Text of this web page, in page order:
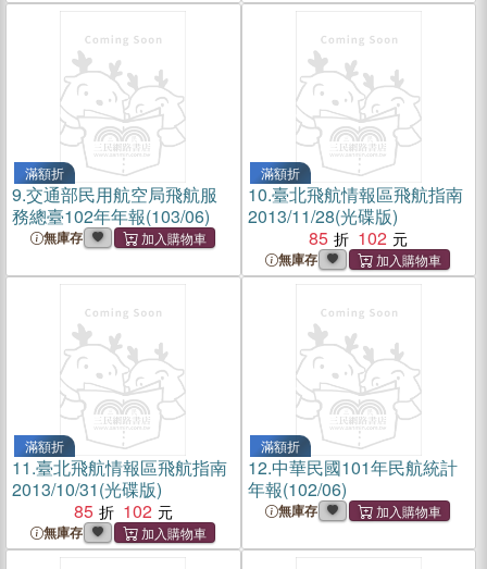
滿額折
9.交通部民用航空局飛航服
務總臺102年年報(103/06)
無庫存
滿額折
10.臺北飛航情報區飛航指南
2013/11/28(光碟版)
85
102
無庫存
滿額折
11.臺北飛航情報區飛航指南
2013/10/31(光碟版)
85
102
無庫存
滿額折
12.中華民國101年民航統計
年報(102/06)
無庫存